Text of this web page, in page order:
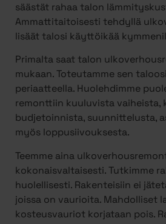
säästät rahaa talon
Ammattitaitoisesti tehdyllä
lisäät talosi käyttöikää
Primalta saat talon
mukaan. Toteutamme sen
periaatteella. Huolehdimme
remonttiin kuuluvista vaiheista,
budjetoinnista, suunnittelusta,
myös loppusiivouksesta.
Teemme aina
kokonaisvaltaisesti. Tutkimme
huolellisesti. Rakenteisiin ei
joissa on vaurioita. Mahdolliset
kosteusvauriot korjataan pois.